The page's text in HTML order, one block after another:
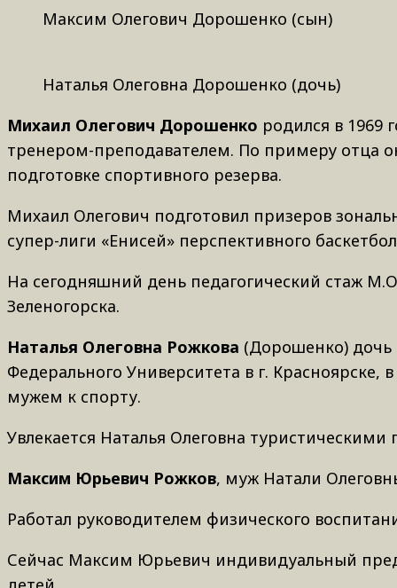
Максим Олегович Дорошенко (сын)
Наталья Олеговна Дорошенко (дочь)
Михаил Олегович Дорошенко родился в 1969
тренером-преподавателем. По примеру отца
подготовке спортивного резерва.
Михаил Олегович подготовил призеров
супер-лиги «Енисей» перспективного
На сегодняшний день педагогический стаж
Зеленогорска.
Наталья Олеговна Рожкова (Дорошенко) дочь
Федерального Университета в г.
мужем к спорту.
Увлекается Наталья Олеговна
Максим Юрьевич Рожков, муж Натали
Работал руководителем физического
Сейчас Максим Юрьевич индивидуальный